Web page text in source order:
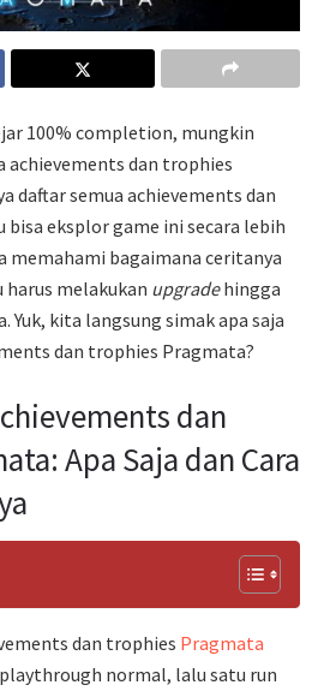
100% completion, mungkin
achievements dan trophies
daftar semua achievements dan
eksplor game ini secara lebih
memahami bagaimana ceritanya
harus melakukan upgradehingga
Yuk, kita langsung simak apa saja
dan trophies Pragmata?
dan
Apa Saja dan Cara
dan trophies Pragmata
normal, lalu satu run